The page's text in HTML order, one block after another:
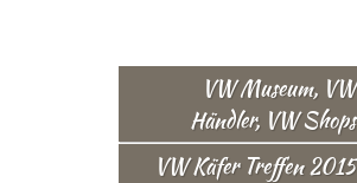
VW Museum, VW
Händler, VW Shops
VW Käfer Treffen 2015